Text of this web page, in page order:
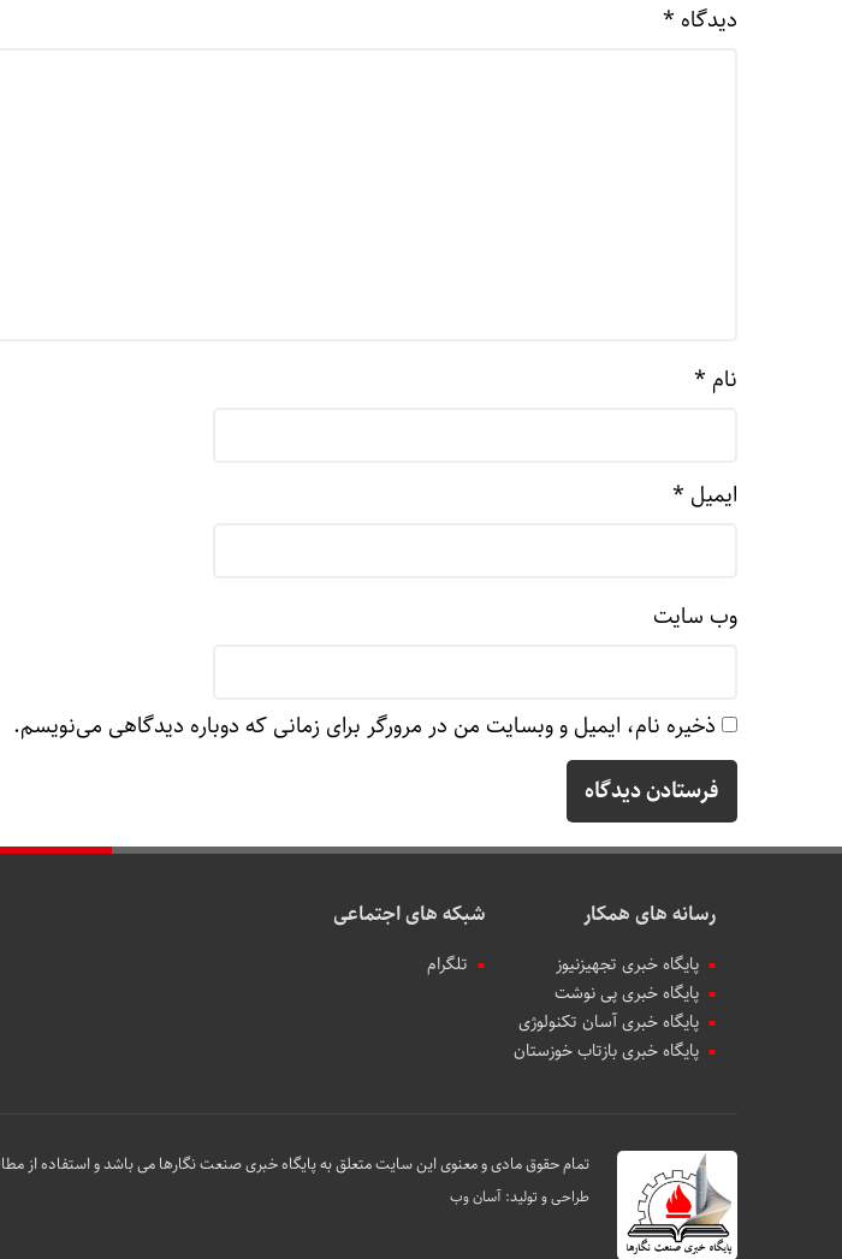
دیدگاه *
نام *
ایمیل *
وب‌ سایت
ذخیره نام، ایمیل و وبسایت من در مرورگر برای زمانی که دوباره دیدگاهی می‌نویسم.
رسانه های همکار
پایگاه خبری تجهیزنیوز
پایگاه خبری پی نوشت
پایگاه خبری آسان تکنولوژی
پایگاه خبری بازتاب خوزستان
شبکه های اجتماعی
تلگرام
تمام حقوق مادی و معنوی این سایت متعلق به پایگاه خبری صنعت نگارها می باشد و استفاده از
طراحی و تولید:آسان وب